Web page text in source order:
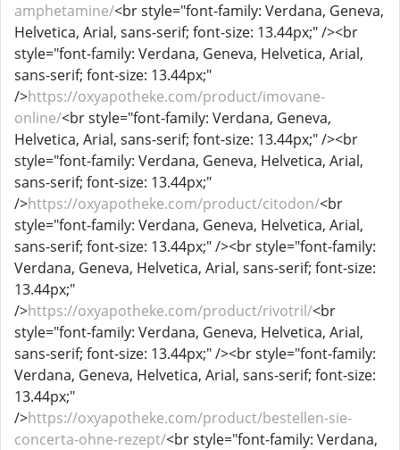
amphetamine/<br style="font-family: Verdana, Geneva,
Helvetica, Arial, sans-serif; font-size: 13.44px;" /><br
style="font-family: Verdana, Geneva, Helvetica, Arial,
sans-serif; font-size: 13.44px;"
/>https://oxyapotheke.com/product/imovane-
online/<br style="font-family: Verdana, Geneva,
Helvetica, Arial, sans-serif; font-size: 13.44px;" /><br
style="font-family: Verdana, Geneva, Helvetica, Arial,
sans-serif; font-size: 13.44px;"
/>https://oxyapotheke.com/product/citodon/<br
style="font-family: Verdana, Geneva, Helvetica, Arial,
sans-serif; font-size: 13.44px;" /><br style="font-family:
Verdana, Geneva, Helvetica, Arial, sans-serif; font-size:
13.44px;"
/>https://oxyapotheke.com/product/rivotril/<br
style="font-family: Verdana, Geneva, Helvetica, Arial,
sans-serif; font-size: 13.44px;" /><br style="font-family:
Verdana, Geneva, Helvetica, Arial, sans-serif; font-size:
13.44px;"
/>https://oxyapotheke.com/product/bestellen-sie-
concerta-ohne-rezept/<br style="font-family: Verdana,